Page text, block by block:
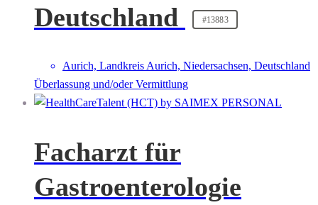
Deutschland
#13883
Aurich, Landkreis Aurich, Niedersachsen, Deutschland
Überlassung und/oder Vermittlung
Facharzt für
Gastroenterologie